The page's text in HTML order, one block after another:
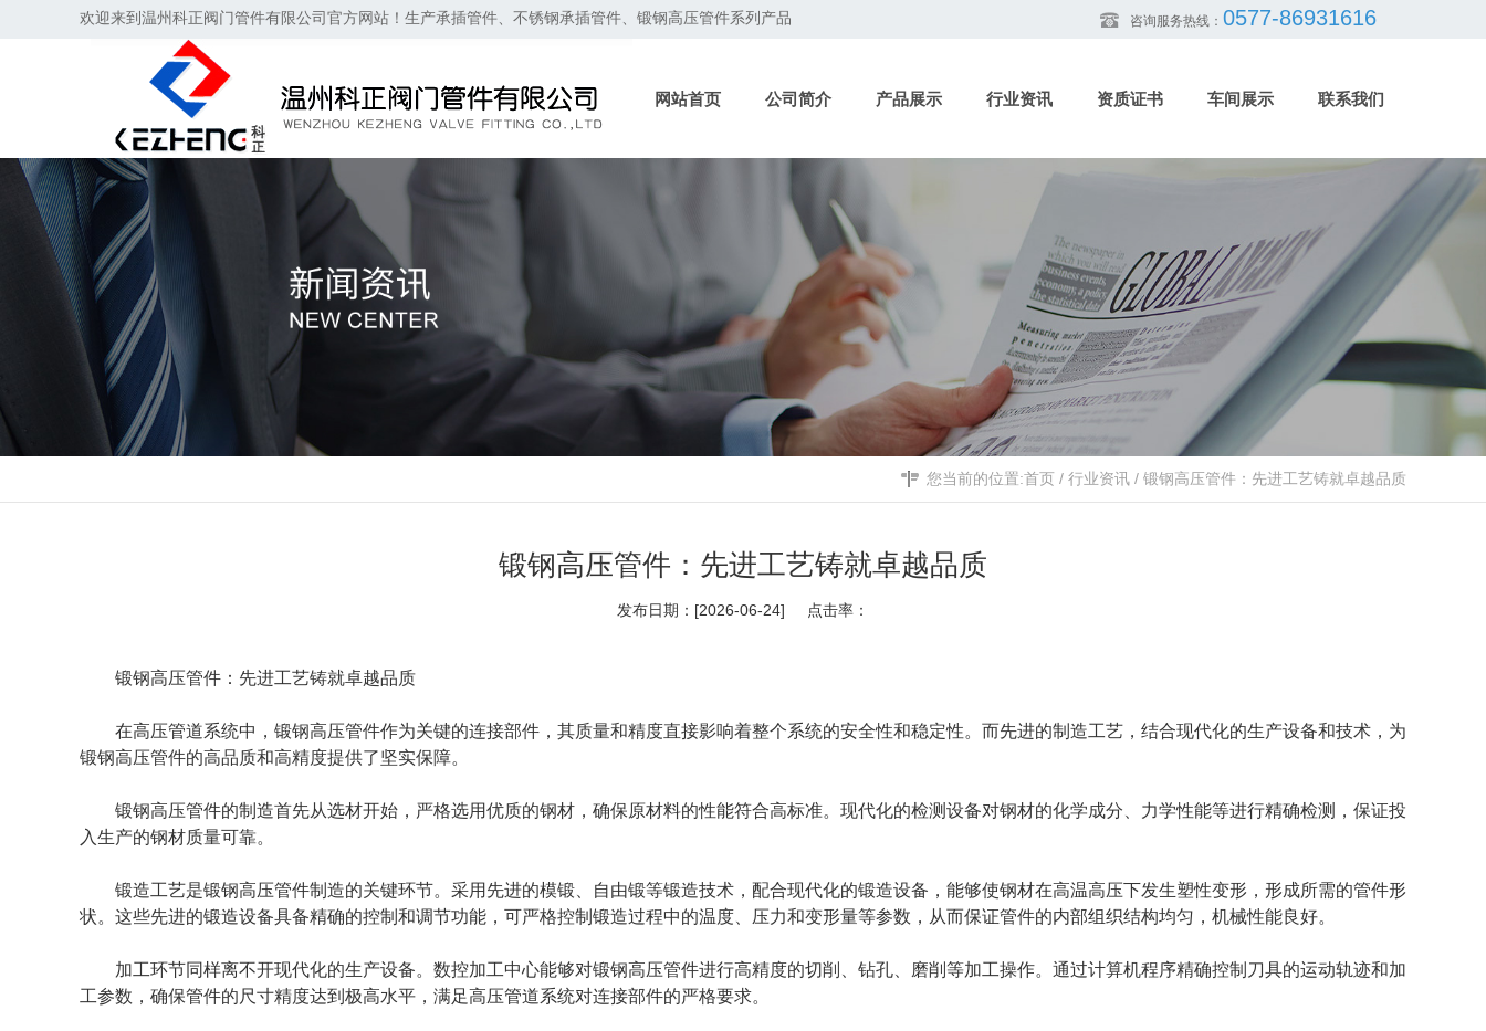
欢迎来到温州科正阀门管件有限公司官方网站！生产承插管件、不锈钢承插管件、锻钢高压管件系列产品 咨询服务热线： 0577-86931616
网站首页 公司简介 产品展示 行业资讯 资质证书 车间展示 联系我们
您当前的位置:首页 / 行业资讯 / 锻钢高压管件：先进工艺铸就卓越品质
锻钢高压管件：先进工艺铸就卓越品质
发布日期：[2026-06-24] 点击率：
锻钢高压管件：先进工艺铸就卓越品质
在高压管道系统中，锻钢高压管件作为关键的连接部件，其质量和精度直接影响着整个系统的安全性和稳定性。而先进的制造工艺，结合现代化的生产设备和技术，为
锻钢高压管件的高品质和高精度提供了坚实保障。
锻钢高压管件的制造首先从选材开始，严格选用优质的钢材，确保原材料的性能符合高标准。现代化的检测设备对钢材的化学成分、力学性能等进行精确检测，保证投
入生产的钢材质量可靠。
锻造工艺是锻钢高压管件制造的关键环节。采用先进的模锻、自由锻等锻造技术，配合现代化的锻造设备，能够使钢材在高温高压下发生塑性变形，形成所需的管件形
状。这些先进的锻造设备具备精确的控制和调节功能，可严格控制锻造过程中的温度、压力和变形量等参数，从而保证管件的内部组织结构均匀，机械性能良好。
加工环节同样离不开现代化的生产设备。数控加工中心能够对锻钢高压管件进行高精度的切削、钻孔、磨削等加工操作。通过计算机程序精确控制刀具的运动轨迹和加
工参数，确保管件的尺寸精度达到极高水平，满足高压管道系统对连接部件的严格要求。